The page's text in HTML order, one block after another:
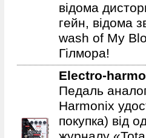
відома
гейн, відома
wash of My
Гілмора!
Electro-
Педаль
Harmonix
покупка) від